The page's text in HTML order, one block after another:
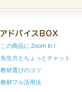
この商品に Zoom In !
先生方とちょっとチャット
教材選びのコツ
教材フル活用法